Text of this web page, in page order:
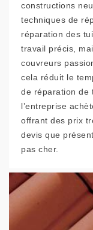
constructions
techniques de
réparation des
travail précis,
couvreurs
cela réduit le
de réparation de
l’entreprise
offrant des prix
devis que
pas cher.